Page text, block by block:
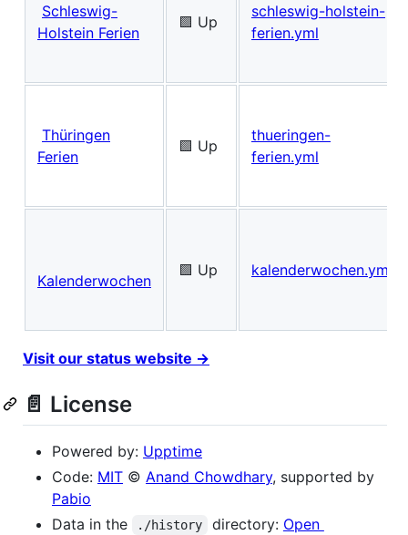
Schleswig-
Holstein Ferien
🟩 Up
schleswig-holstein-
ferien.yml
Thüringen
Ferien
🟩 Up
thueringen-
ferien.yml
Kalenderwochen
🟩 Up kalenderwochen.yml
Visit our status website →
📄 License
Powered by: Upptime
Code: MIT © Anand Chowdhary, supported by
Pabio
Data in the
./history directory: Open